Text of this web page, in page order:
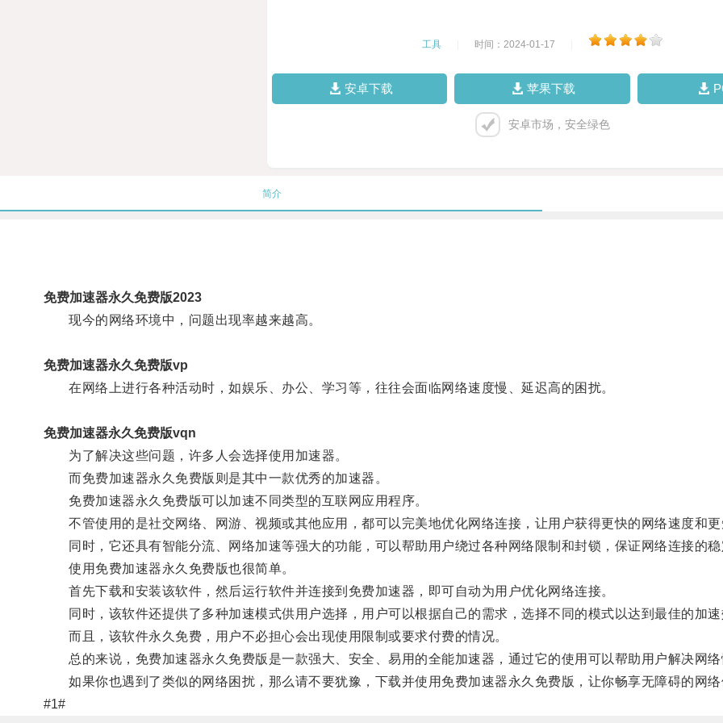
工具 时间：2024-01-17
安卓下载 苹果下载
安卓市场，安全绿色
简介
免费加速器永久免费版2023
现今的网络环境中，问题出现率越来越高。
免费加速器永久免费版vp
在网络上进行各种活动时，如娱乐、办公、学习等，往往会面临网络速度慢、延迟高的困扰。
免费加速器永久免费版vqn
为了解决这些问题，许多人会选择使用加速器。
而免费加速器永久免费版则是其中一款优秀的加速器。
免费加速器永久免费版可以加速不同类型的互联网应用程序。
不管使用的是社交网络、网游、视频或其他应用，都可以完美地优化网络连接，让用户获得更快的网络速度和更
同时，它还具有智能分流、网络加速等强大的功能，可以帮助用户绕过各种网络限制和封锁，保证网络连接的稳
使用免费加速器永久免费版也很简单。
首先下载和安装该软件，然后运行软件并连接到免费加速器，即可自动为用户优化网络连接。
同时，该软件还提供了多种加速模式供用户选择，用户可以根据自己的需求，选择不同的模式以达到最佳的加速
而且，该软件永久免费，用户不必担心会出现使用限制或要求付费的情况。
总的来说，免费加速器永久免费版是一款强大、安全、易用的全能加速器，通过它的使用可以帮助用户解决网络
如果你也遇到了类似的网络困扰，那么请不要犹豫，下载并使用免费加速器永久免费版，让你畅享无障碍的网络
#1#